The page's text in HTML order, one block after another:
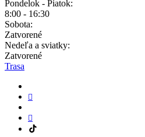
Pondelok - Piatok:
8:00 - 16:30
Sobota:
Zatvorené
Nedeľa a sviatky:
Zatvorené
Trasa